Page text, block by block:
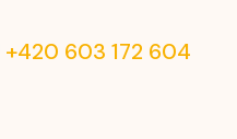
+420 603 172 604